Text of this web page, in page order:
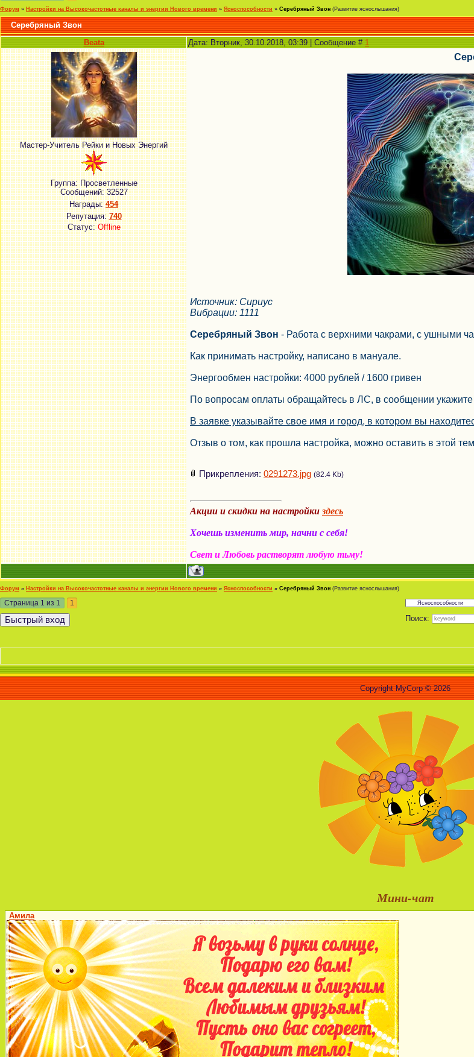
Форум » Настройки на Высокочастотные каналы и энергии Нового времени » Ясноспособности » Серебряный Звон (Развитие яснослышания)
Серебряный Звон
Beata
Дата: Вторник, 30.10.2018, 03:39 | Сообщение # 1
Мастер-Учитель Рейки и Новых Энергий
Группа: Просветленные
Сообщений:32527
Награды:454
Репутация:740
Статус:Offline
Источник: Сириус
Вибрации: 1111
Серебряный Звон - Работа с верхними чакрами, с ушными
Как принимать настройку, написано в мануале.
Энергообмен настройки: 4000 рублей / 1600 гривен
По вопросам оплаты обращайтесь в ЛС, в сообщении укажите
В заявке указывайте свое имя и город, в котором вы
Отзыв о том, как прошла настройка, можно оставить в этой
Прикрепления: 0291273.jpg (82.4 Kb)
Акции и скидки на настройки здесь
Хочешь изменить мир, начни с себя!
Свет и Любовь растворят любую тьму!
Форум » Настройки на Высокочастотные каналы и энергии Нового времени » Ясноспособности » Серебряный Звон (Развитие яснослышания)
Страница 1 из 1 1
Поиск:
Copyright MyCorp © 2026
Мини-чат